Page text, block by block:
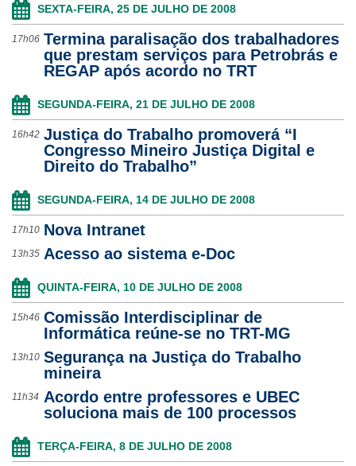
SEXTA-FEIRA, 25 DE JULHO DE 2008
17h06 Termina paralisação dos trabalhadores
que prestam serviços para Petrobrás e
REGAP após acordo no TRT
SEGUNDA-FEIRA, 21 DE JULHO DE 2008
16h42 Justiça do Trabalho promoverá “I
Congresso Mineiro Justiça Digital e
Direito do Trabalho”
SEGUNDA-FEIRA, 14 DE JULHO DE 2008
17h10 Nova Intranet
13h35 Acesso ao sistema e-Doc
QUINTA-FEIRA, 10 DE JULHO DE 2008
15h46 Comissão Interdisciplinar de
Informática reúne-se no TRT-MG
13h10 Segurança na Justiça do Trabalho
mineira
11h34 Acordo entre professores e UBEC
soluciona mais de 100 processos
TERÇA-FEIRA, 8 DE JULHO DE 2008